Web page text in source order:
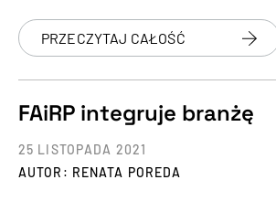
PRZECZYTAJ CAŁOŚĆ
FAiRP integruje branżę
AUTOR: RENATA POREDA
25 LISTOPADA 2021